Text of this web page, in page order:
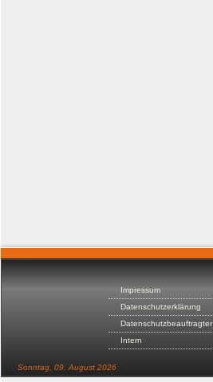
Impressum
Datenschutzerklärung
Datenschutzbeauftragter
Intern
Sonntag, 09. August 2026